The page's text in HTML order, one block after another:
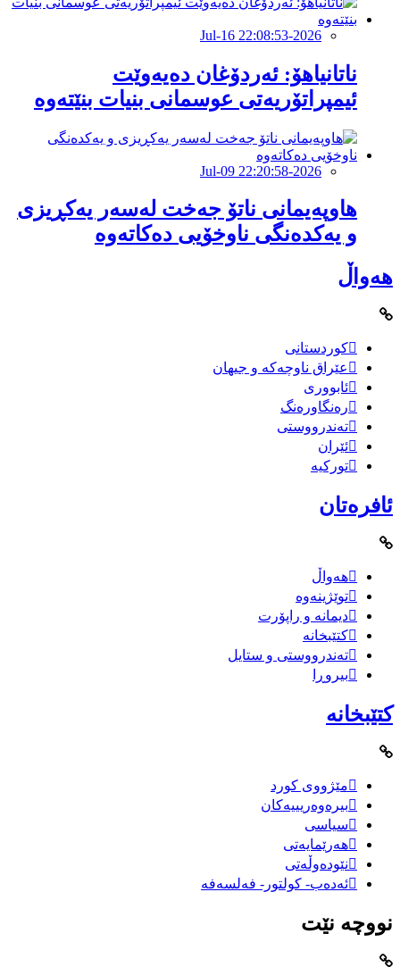
2026-Jul-16 22:08:53
ناتانیاهۆ: ئەردۆغان دەیەوێت
ئیمپراتۆریەتی عوسمانی بنیات بنێتەوە
2026-Jul-09 22:20:58
هاوپەیمانى ناتۆ جەخت لەسەر یەکڕیزی
و یەکدەنگى ناوخۆیى دەکاتەوە
هەواڵ
کوردستانی
عێراق ناوچەکە و جیهان
ئابووری
رەنگاورەنگ
تەندرووستی
ئێران
تورکیە
ئافرەتان
هەواڵ
توێژینەوە
دیمانە و راپۆرت
کتێبخانە
تەندرووستی و ستایل
بیروڕا
کتێبخانە
مێژووى کورد
بیرەوەریییەکان
سیاسى
هەرێمایەتی
نێودەوڵەتی
ئەدەب- کولتور- فەلسەفە
نووچە نێت